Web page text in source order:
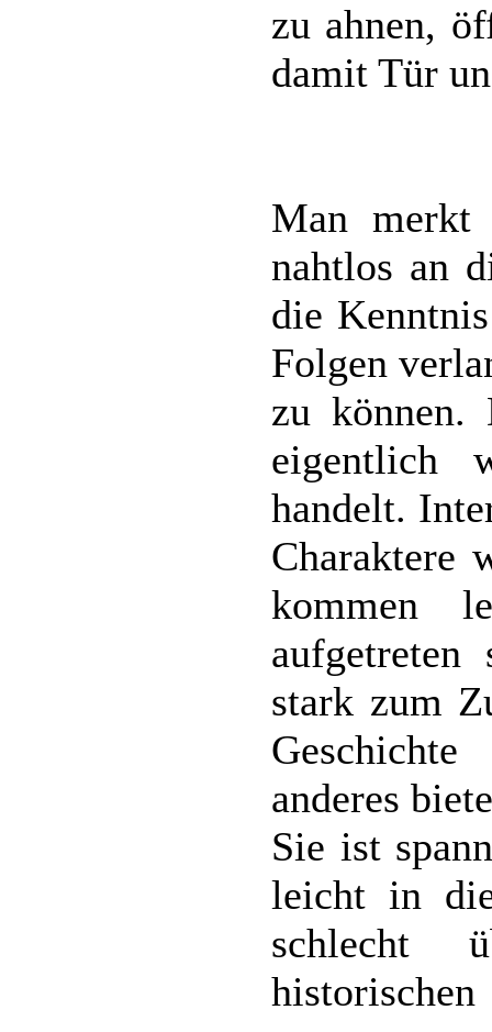
zu ahnen,
damit Tür
Man merkt
nahtlos an
die
Folgen
zu können.
eigentlich
handelt.
Charaktere
kommen
stark zum
anderes
Sie ist
leicht in
schlecht